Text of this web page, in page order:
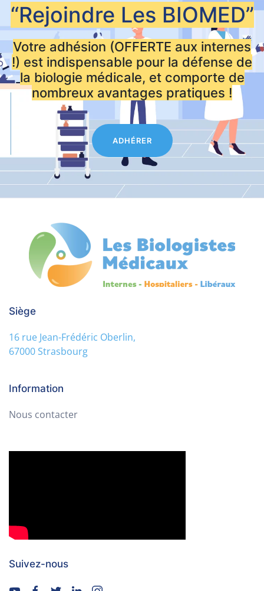
“Rejoindre Les BIOMED”
Votre adhésion (OFFERTE aux internes
!) est indispensable pour la défense de
la biologie médicale, et comporte de
nombreux avantages pratiques !
ADHÉRER
Siège
16 rue Jean-Frédéric Oberlin,
67000 Strasbourg
Information
Nous contacter
Suivez-nous